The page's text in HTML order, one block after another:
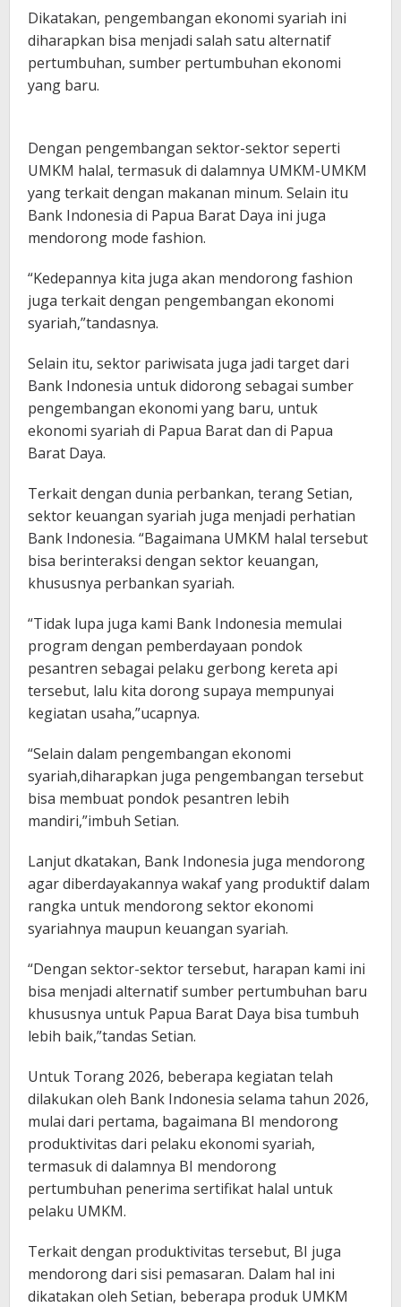
Dikatakan, pengembangan ekonomi syariah ini
diharapkan bisa menjadi salah satu alternatif
pertumbuhan, sumber pertumbuhan ekonomi
yang baru.
Dengan pengembangan sektor-sektor seperti
UMKM halal, termasuk di dalamnya UMKM-UMKM
yang terkait dengan makanan minum. Selain itu
Bank Indonesia di Papua Barat Daya ini juga
mendorong mode fashion.
“Kedepannya kita juga akan mendorong fashion
juga terkait dengan pengembangan ekonomi
syariah,”tandasnya.
Selain itu, sektor pariwisata juga jadi target dari
Bank Indonesia untuk didorong sebagai sumber
pengembangan ekonomi yang baru, untuk
ekonomi syariah di Papua Barat dan di Papua
Barat Daya.
Terkait dengan dunia perbankan, terang Setian,
sektor keuangan syariah juga menjadi perhatian
Bank Indonesia. “Bagaimana UMKM halal tersebut
bisa berinteraksi dengan sektor keuangan,
khususnya perbankan syariah.
“Tidak lupa juga kami Bank Indonesia memulai
program dengan pemberdayaan pondok
pesantren sebagai pelaku gerbong kereta api
tersebut, lalu kita dorong supaya mempunyai
kegiatan usaha,”ucapnya.
“Selain dalam pengembangan ekonomi
syariah,diharapkan juga pengembangan tersebut
bisa membuat pondok pesantren lebih
mandiri,”imbuh Setian.
Lanjut dkatakan, Bank Indonesia juga mendorong
agar diberdayakannya wakaf yang produktif dalam
rangka untuk mendorong sektor ekonomi
syariahnya maupun keuangan syariah.
“Dengan sektor-sektor tersebut, harapan kami ini
bisa menjadi alternatif sumber pertumbuhan baru
khususnya untuk Papua Barat Daya bisa tumbuh
lebih baik,”tandas Setian.
Untuk Torang 2026, beberapa kegiatan telah
dilakukan oleh Bank Indonesia selama tahun 2026,
mulai dari pertama, bagaimana BI mendorong
produktivitas dari pelaku ekonomi syariah,
termasuk di dalamnya BI mendorong
pertumbuhan penerima sertifikat halal untuk
pelaku UMKM.
Terkait dengan produktivitas tersebut, BI juga
mendorong dari sisi pemasaran. Dalam hal ini
dikatakan oleh Setian, beberapa produk UMKM